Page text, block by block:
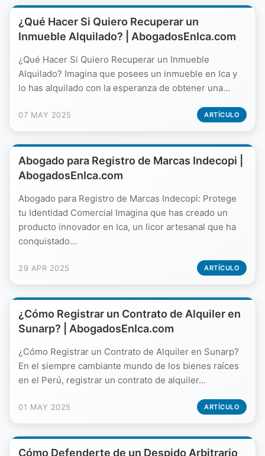
¿Qué Hacer Si Quiero Recuperar un
Inmueble Alquilado? | AbogadosEnIca.com
¿Qué Hacer Si Quiero Recuperar un Inmueble
Alquilado? Imagina que posees un inmueble en Ica y
lo has alquilado con la esperanza de obtener una...
07 MAY 2025 ARTÍCULO
Abogado para Registro de Marcas Indecopi |
AbogadosEnIca.com
Abogado para Registro de Marcas Indecopi: Protege
tu Identidad Comercial Imagina que has creado un
producto innovador en Ica, un licor artesanal que ha
conquistado...
29 APR 2025 ARTÍCULO
¿Cómo Registrar un Contrato de Alquiler en
Sunarp? | AbogadosEnIca.com
¿Cómo Registrar un Contrato de Alquiler en Sunarp?
En el siempre cambiante mundo de los bienes raíces
en el Perú, registrar un contrato de alquiler...
01 MAY 2025 ARTÍCULO
Cómo Defenderte de un Despido Arbitrario